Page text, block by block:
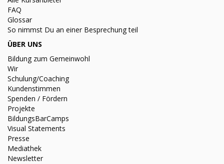
FAQ
Glossar
So nimmst Du an einer Besprechung teil
ÜBER UNS
Bildung zum Gemeinwohl
Wir
Schulung/Coaching
Kundenstimmen
Spenden / Fördern
Projekte
BildungsBarCamps
Visual Statements
Presse
Mediathek
Newsletter